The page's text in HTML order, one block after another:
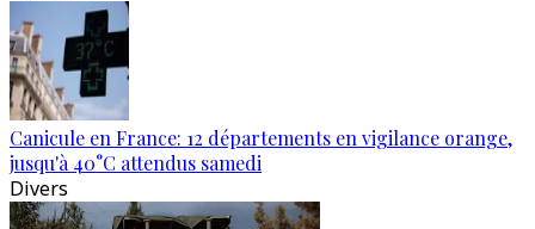
Canicule en France: 12 départements en vigilance orange,
jusqu'à 40°C attendus samedi
Divers